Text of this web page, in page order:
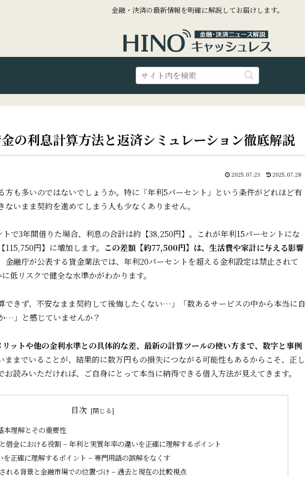
金融・決済の最新情報を明確に解説してお届けします。
の利息計算方法と返済シミュレーション徹底解説
2025.07.23 2025.07.28
方も多いのではないでしょうか。特に「年利5パーセント」という条件がどれほど有
いまま契約を進めてしまう人も少なくありません。
で3年間借りた場合、利息の合計は約【38,250円】。これが年利15パーセントにな
円】に増加します。
この差額【約77,500円】は、生活費や家計に与える影響
金融庁が公表する貸金業法では、年利20パーセントを超える金利設定は禁止されて
低リスクで健全な水準かがわかります。
できず、不安なまま契約して後悔したくない…」「数あるサービスの中から本当に自
…」と感じていませんか？
ットや他の金利水準との具体的な差、最新の計算ツールの使い方まで、数字と事例
ままでいることが、結果的に数万円もの損失につながる可能性もあるからこそ、正し
読みいただければ、ご自身にとって本当に納得できる借入方法が見えてきます。
目次
本理解とその重要性
借金における役割 – 年利と実質年率の違いを正確に理解するポイント
を正確に理解するポイント – 専門用語の誤解をなくす
れる背景と金融市場での位置づけ – 過去と現在の比較視点